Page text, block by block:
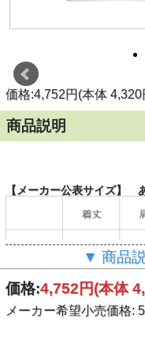
価格:4,752円(本体 4,320
商品説明
【メーカー公表サイズ】
（単位：cm）
▼ 商品
価格:4,752円(本体
メーカー希望小売価格: